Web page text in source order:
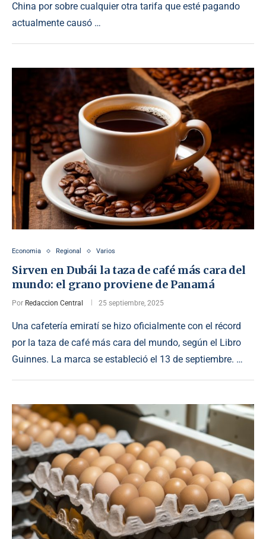
China por sobre cualquier otra tarifa que esté pagando
actualmente causó …
Economia Regional Varios
Sirven en Dubái la taza de café más cara del
mundo: el grano proviene de Panamá
Por Redaccion Central 25 septiembre, 2025
Una cafetería emiratí se hizo oficialmente con el récord
por la taza de café más cara del mundo, según el Libro
Guinnes. La marca se estableció el 13 de septiembre. …